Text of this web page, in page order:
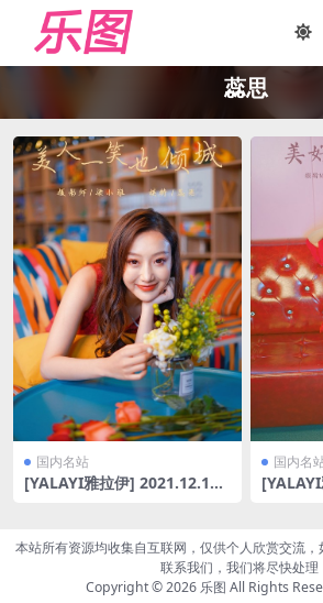
蕊思
国内名站
[YALAYI雅拉伊] 2021.12.16
国内名
本站所有资源均收集自互联网，仅供个人欣赏交流
联系我们，我们将尽快处理
Copyright © 2026 乐图 All Rights